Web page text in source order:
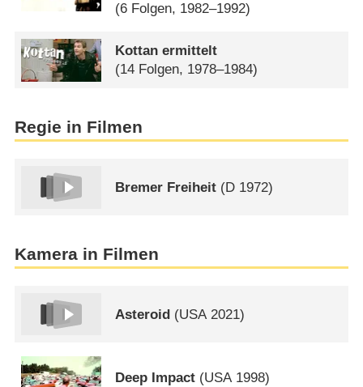
(6 Folgen, 1982–1992)
Kottan ermittelt
(14 Folgen, 1978–1984)
Regie in Filmen
Bremer Freiheit (D 1972)
Kamera in Filmen
Asteroid (USA 2021)
Deep Impact (USA 1998)